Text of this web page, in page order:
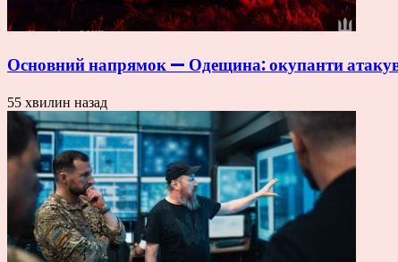
Основний напрямок — Одещина: окупанти
55 хвилин назад